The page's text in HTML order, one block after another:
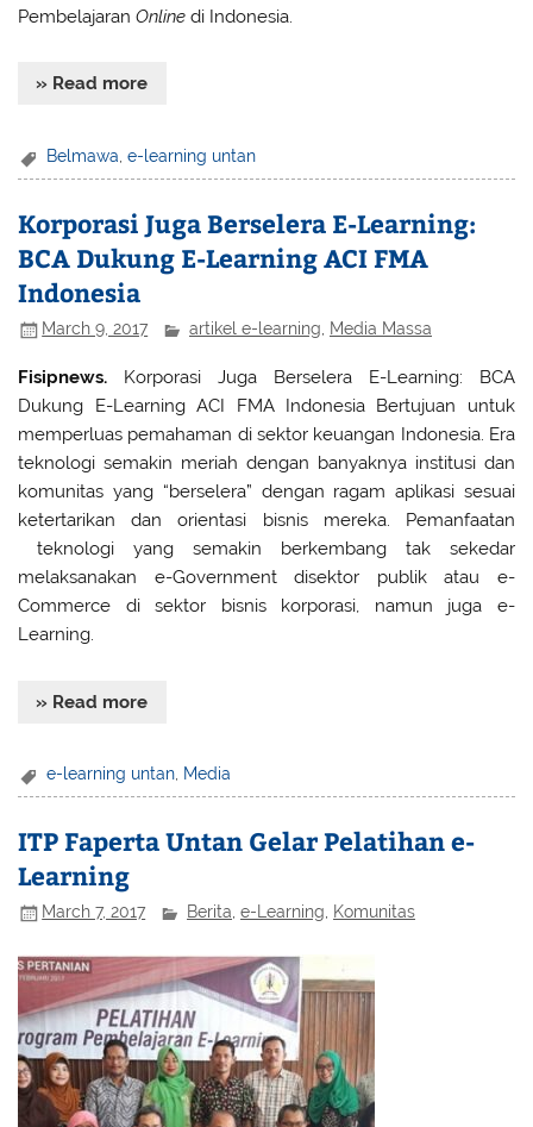
PembelajaranOnlinedi Indonesia.
» Read more
Belmawa ,e-learning untan
Korporasi Juga Berselera E-Learning:
BCA Dukung E-Learning ACI FMA
Indonesia
March 9, 2017 artikel e-learning Media Massa
Fisipnews. Korporasi Juga Berselera E-Learning: BCA
Dukung E-Learning ACI FMA Indonesia Bertujuan untuk
memperluas pemahaman di sektor keuangan Indonesia. Era
teknologi semakin meriah dengan banyaknya institusi dan
komunitas yang “berselera” dengan ragam aplikasi sesuai
ketertarikan dan orientasi bisnis mereka. Pemanfaatan
teknologi yang semakin berkembang tak sekedar
melaksanakan e-Government disektor publik atau e-
Commerce di sektor bisnis korporasi, namun juga e-
Learning.
» Read more
e-learning untan, Media
ITP Faperta Untan Gelar Pelatihan e-
Learning
March 7, 2017 Berita,e-Learning, Komunitas